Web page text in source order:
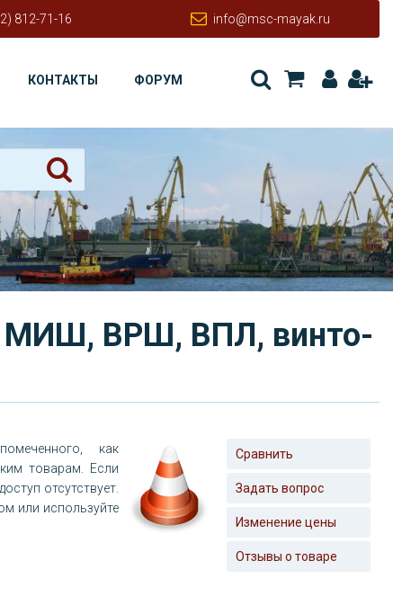
812-71-16 info@msc-mayak.ru
КОНТАКТЫ ФОРУМ
МИШ, ВРШ, ВПЛ, винто-
как
товарам. Если
отсутствует.
или используйте
Сравнить
Задать вопрос
Изменение цены
Отзывы о товаре